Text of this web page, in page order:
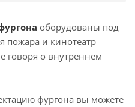
оборудованы под
пожара и кинотеатр
говоря о внутреннем
фургона вы можете